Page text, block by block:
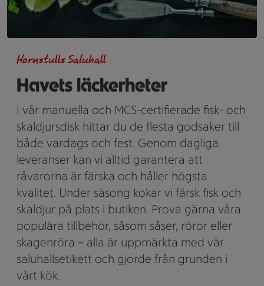
Havets läckerheter
Hornstulls Saluhall
I vår manuella och MCS-certifierade fisk- och
skaldjursdisk hittar du de flesta godsaker till
både vardags och fest. Genom dagliga
leveranser kan vi alltid garantera att
råvarorna är färska och håller högsta
kvalitet. Under säsong kokar vi färsk fisk och
skaldjur på plats i butiken. Prova gärna våra
populära tillbehör, såsom såser, röror eller
skagenröra – alla är uppmärkta med vår
saluhallsetikett och gjorde från grunden i
vårt kök.